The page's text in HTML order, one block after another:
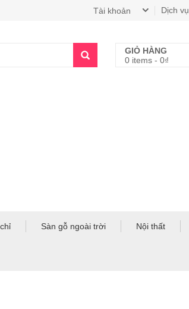
Dịch vụ
Tài khoản
GIỎ HÀNG
0 items - 0₫
Sàn gỗ ngoài trời Nội thất